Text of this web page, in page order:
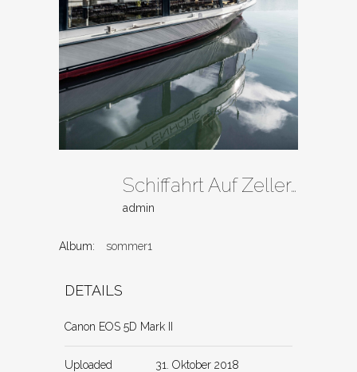
Schiffahrt Auf Zeller See
admin
Album: sommer1
DETAILS
Canon EOS 5D Mark II
Uploaded 31. Oktober 2018